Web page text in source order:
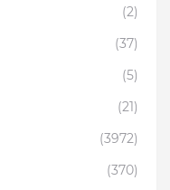
(2)
(37)
(5)
(21)
(3972)
(370)